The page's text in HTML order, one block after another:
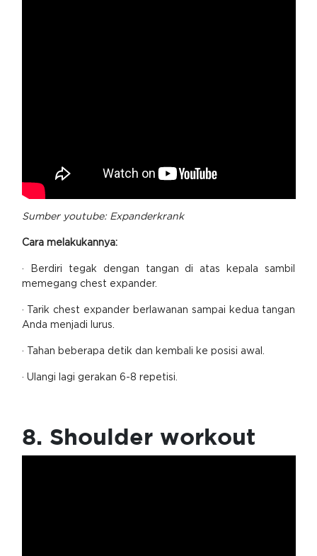
Sumber youtube: Expanderkrank
Cara melakukannya:
· Berdiri tegak dengan tangan di atas kepala sambil
memegang chest expander.
· Tarik chest expander berlawanan sampai kedua tangan
Anda menjadi lurus.
· Tahan beberapa detik dan kembali ke posisi awal.
· Ulangi lagi gerakan 6-8 repetisi.
8. Shoulder workout